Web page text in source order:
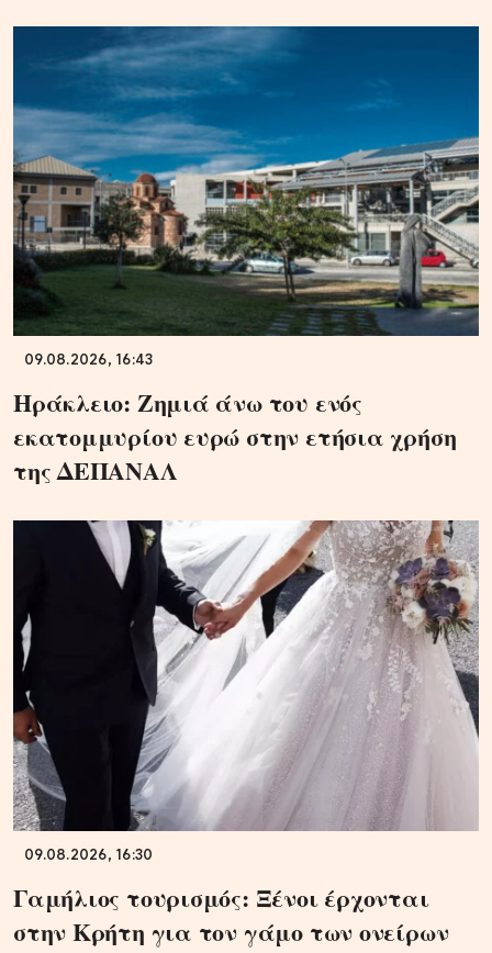
09.08.2026, 16:43
Ηράκλειο: Ζημιά άνω του ενός
εκατομμυρίου ευρώ στην ετήσια χρήση
της ΔΕΠΑΝΑΛ
09.08.2026, 16:30
Γαμήλιος τουρισμός: Ξένοι έρχονται
στην Κρήτη για τον γάμο των ονείρων